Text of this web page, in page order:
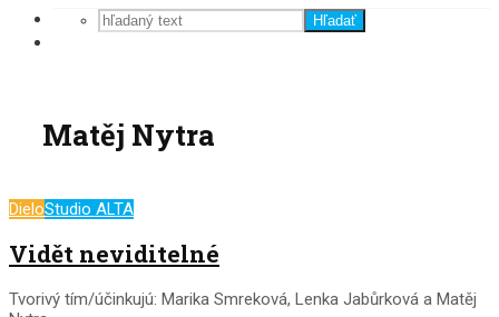
Hľadať
Matěj Nytra
DieloStudio ALTA
Vidět neviditelné
Tvorivý tím/účinkujú: Marika Smreková, Lenka Jabůrková a Matěj